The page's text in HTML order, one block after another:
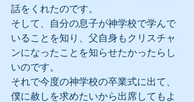
話をくれたのです。
そして、自分の息子が神学校で学んで
いることを知り、父自身もクリスチャ
ンになったことを知らせたかったらし
いのです。
それで今度の神学校の卒業式に出て、
僕に赦しを求めたいから出席してもよ